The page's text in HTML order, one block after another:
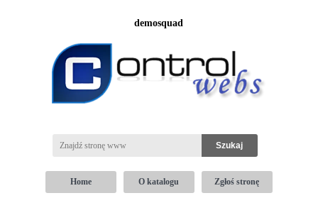
demosquad
Home O katalogu Zgłoś stronę